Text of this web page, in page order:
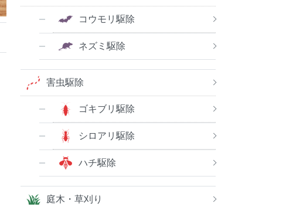
コウモリ駆除
ネズミ駆除
害虫駆除
ゴキブリ駆除
シロアリ駆除
ハチ駆除
庭木・草刈り